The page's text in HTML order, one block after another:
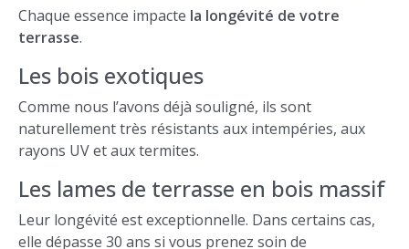
Chaque essence impacte la longévité de votre
terrasse.
Les bois exotiques
Comme nous l’avons déjà souligné, ils sont
naturellement très résistants aux intempéries, aux
rayons UV et aux termites.
Les lames de terrasse en bois massif
Leur longévité est exceptionnelle. Dans certains cas,
elle dépasse 30 ans si vous prenez soin de